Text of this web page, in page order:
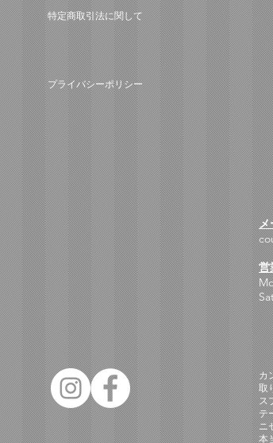
​特定商取引法に関して
プライバシーポリシー
メ
営
カ
取
ス
テ
ニ
本